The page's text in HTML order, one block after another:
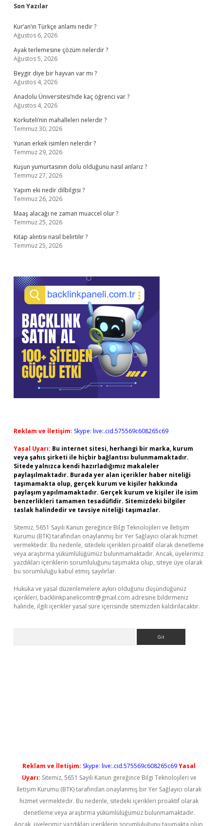
Sidebar
Son Yazılar
Kur’an’ın Türkçe anlamı nedir ?
Ağustos 6, 2026
Ayak terlemesine çözüm nelerdir ?
Ağustos 5, 2026
Beygir diye bir hayvan var mı ?
Ağustos 4, 2026
Anadolu Üniversitesi’nde kaç öğrenci var ?
Ağustos 4, 2026
Korkuteli’nin mahalleleri nelerdir ?
Temmuz 30, 2026
Yunan erkek isimleri nelerdir ?
Temmuz 29, 2026
Kuşun yumurtasının dolu olduğunu nasıl anlarız ?
Temmuz 27, 2026
Yapım eki nedir dilbilgisi ?
Temmuz 26, 2026
Maaş alacağı ne zaman muaccel olur ?
Temmuz 25, 2026
Kitap alıntısı nasıl belirtilir ?
Temmuz 25, 2026
Reklam ve İletişim: Skype: live:.cid.575569c608265c69
Yasal Uyarı: Bu internet sitesi, herhangi bir marka, kurum
veya şahıs şirketi ile hiçbir bağlantısı bulunmamaktadır.
Sitede yalnızca kendi hazırladığımız makaleler
paylaşılmaktadır. Burada yer alan içerikler haber niteliği
taşımamakta olup, gerçek kurum ve kişiler hakkında
paylaşım yapılmamaktadır. Gerçek kurum ve kişiler ile isim
benzerlikleri tamamen tesadüfidir. Sitemizdeki bilgiler
taslak halindedir ve tavsiye niteliği taşımazlar.
Sitemiz, 5651 Sayılı Kanun gereğince Bilgi Teknolojileri ve İletişim
Kurumu (BTK) tarafından onaylanmış bir Yer Sağlayıcı olarak hizmet
vermektedir. Bu nedenle, sitedeki içerikleri proaktif olarak denetleme
veya araştırma yükümlülüğümüz bulunmamaktadır. Ancak, üyelerimiz
yazdıkları içeriklerin sorumluluğunu taşımakta olup, siteye üye olarak
bu sorumluluğu kabul etmiş sayılırlar.
Hukuka ve yasal düzenlemelere aykırı olduğunu düşündüğünüz
içerikleri, backlinkpanelicomtr@gmail.com adresine bildirmeniz
halinde, ilgili içerikler yasal süre içerisinde sitemizden kaldırılacaktır.
Reklam ve İletişim: Skype: live:.cid.575569c608265c69Yasal
Uyarı: Sitemiz, 5651 Sayılı Kanun gereğince Bilgi Teknolojileri ve
İletişim Kurumu (BTK) tarafından onaylanmış bir Yer Sağlayıcı olarak
hizmet vermektedir. Bu nedenle, sitedeki içerikleri proaktif olarak
denetleme veya araştırma yükümlülüğümüz bulunmamaktadır.
Ancak, üyelerimiz yazdıkları içeriklerin sorumluluğunu taşımakta olup,